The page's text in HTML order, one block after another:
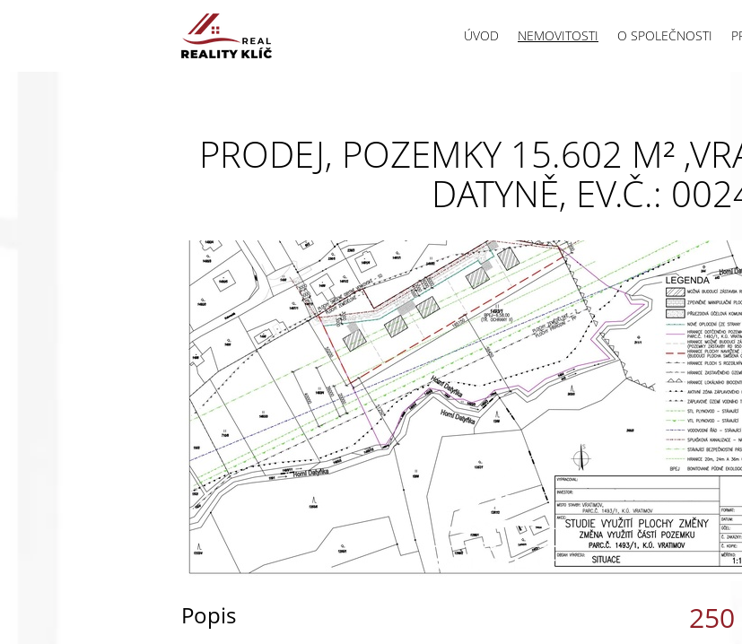
ÚVOD NEMOVITOSTI O SPOLEČNOSTI
PRODEJ, POZEMKY 15.602 M²
DATYNĚ, EV.Č.:
Popis 250